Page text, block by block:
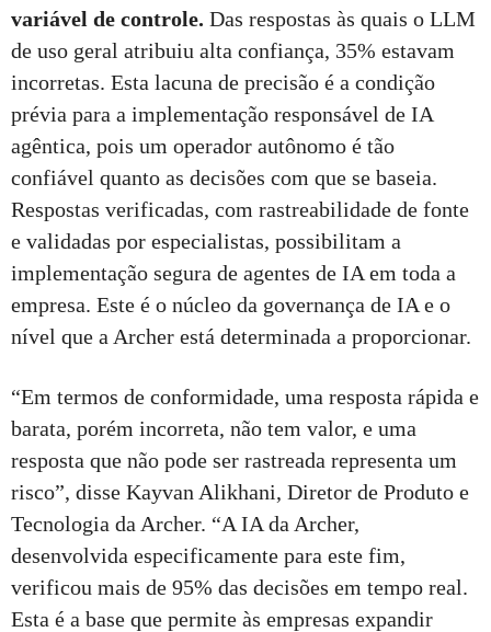
variável de controle. Das respostas às quais o LLM
de uso geral atribuiu alta confiança, 35% estavam
incorretas. Esta lacuna de precisão é a condição
prévia para a implementação responsável de IA
agêntica, pois um operador autônomo é tão
confiável quanto as decisões com que se baseia.
Respostas verificadas, com rastreabilidade de fonte
e validadas por especialistas, possibilitam a
implementação segura de agentes de IA em toda a
empresa. Este é o núcleo da governança de IA e o
nível que a Archer está determinada a proporcionar.
“Em termos de conformidade, uma resposta rápida e
barata, porém incorreta, não tem valor, e uma
resposta que não pode ser rastreada representa um
risco”, disse Kayvan Alikhani, Diretor de Produto e
Tecnologia da Archer. “A IA da Archer,
desenvolvida especificamente para este fim,
verificou mais de 95% das decisões em tempo real.
Esta é a base que permite às empresas expandir